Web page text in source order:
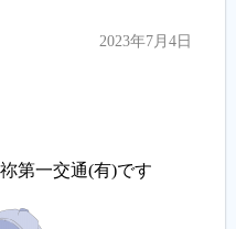
2023年7月4日
第一交通(有)です